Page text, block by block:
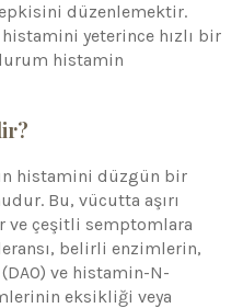
düzenlemektir.
yeterince hızlı bir
histamin
histamini düzgün bir
Bu, vücutta aşırı
ve çeşitli semptomlara
belirli enzimlerin,
ve histamin-N-
eksikliği veya